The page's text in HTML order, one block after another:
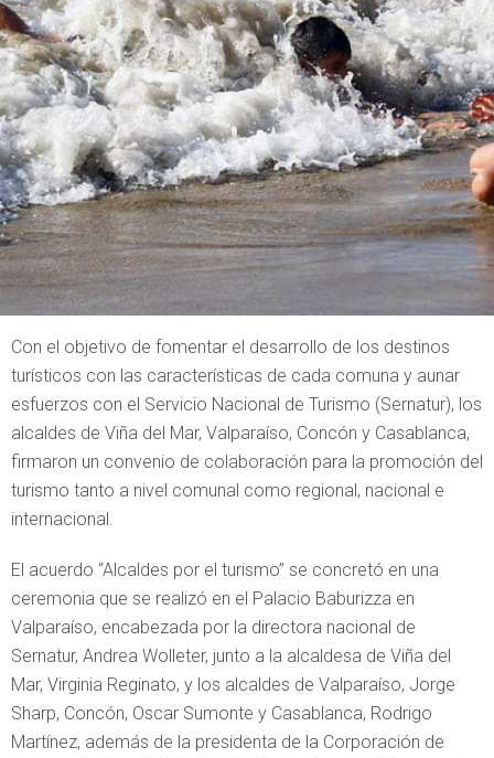
Con el objetivo de fomentar el desarrollo de los destinos
turísticos con las características de cada comuna y aunar
esfuerzos con el Servicio Nacional de Turismo (Sernatur), los
alcaldes de Viña del Mar, Valparaíso, Concón y Casablanca,
firmaron un convenio de colaboración para la promoción del
turismo tanto a nivel comunal como regional, nacional e
internacional.
El acuerdo “Alcaldes por el turismo” se concretó en una
ceremonia que se realizó en el Palacio Baburizza en
Valparaíso, encabezada por la directora nacional de
Sernatur, Andrea Wolleter, junto a la alcaldesa de Viña del
Mar, Virginia Reginato, y los alcaldes de Valparaíso, Jorge
Sharp, Concón, Oscar Sumonte y Casablanca, Rodrigo
Martínez, además de la presidenta de la Corporación de